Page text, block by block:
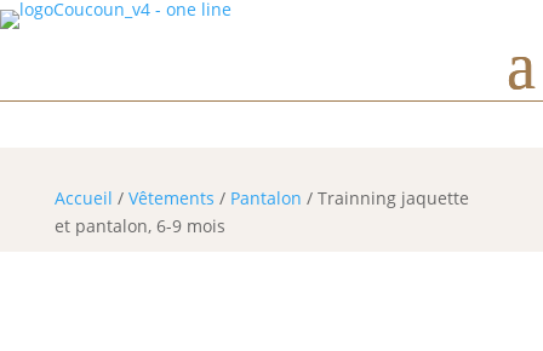
Accueil / Vêtements / Pantalon / Trainning jaquette
et pantalon, 6-9 mois